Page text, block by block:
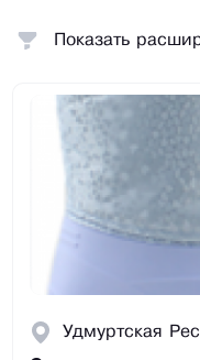
Удмуртская
Показать